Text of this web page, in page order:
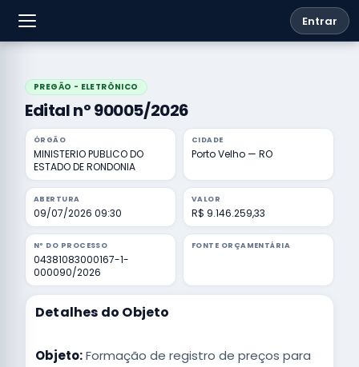
Entrar
PREGÃO - ELETRÔNICO
Edital nº 90005/2026
ÓRGÃO
MINISTERIO PUBLICO DO
ESTADO DE RONDONIA
CIDADE
Porto Velho — RO
ABERTURA
09/07/2026 09:30
VALOR
R$ 9.146.259,33
Nº DO PROCESSO
04381083000167-1-
000090/2026
FONTE ORÇAMENTÁRIA
Detalhes do Objeto
Objeto:Formação de registro de preços para